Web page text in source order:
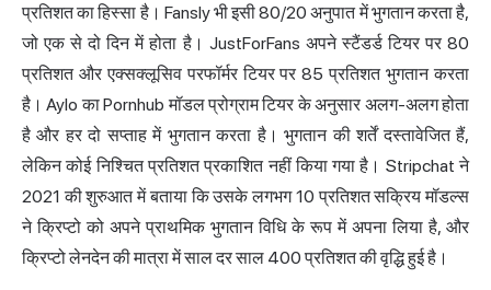
प्रतिशत का हिस्सा है। Fansly भी इसी 80/20 अनुपात में भुगतान करता है,
जो एक से दो दिन में होता है। JustForFans अपने स्टैंडर्ड टियर पर 80
प्रतिशत और एक्सक्लूसिव परफॉर्मर टियर पर 85 प्रतिशत भुगतान करता
है। Aylo का Pornhub मॉडल प्रोग्राम टियर के अनुसार अलग-अलग होता
है और हर दो सप्ताह में भुगतान करता है। भुगतान की शर्तें दस्तावेजित हैं,
लेकिन कोई निश्चित प्रतिशत प्रकाशित नहीं किया गया है। Stripchat ने
2021 की शुरुआत में बताया कि उसके लगभग 10 प्रतिशत सक्रिय मॉडल्स
ने क्रिप्टो को अपने प्राथमिक भुगतान विधि के रूप में अपना लिया है, और
क्रिप्टो लेनदेन की मात्रा में साल दर साल 400 प्रतिशत की वृद्धि हुई है।